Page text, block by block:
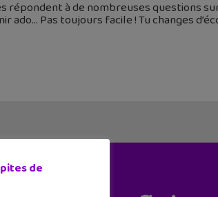
répondent à de nombreuses questions
ado… Pas toujours facile ! Tu changes
de